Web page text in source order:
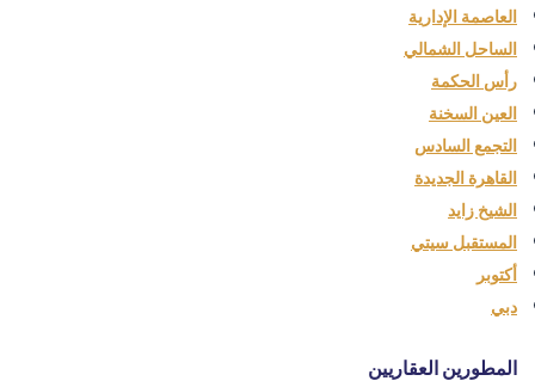
العاصمة الإدارية
الساحل الشمالي
رأس الحكمة
العين السخنة
التجمع السادس
القاهرة الجديدة
الشيخ زايد
المستقبل سيتي
أكتوبر
دبي
المطورين العقاريين